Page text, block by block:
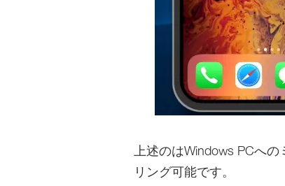
上述のはWindows PCへ
リング可能です。